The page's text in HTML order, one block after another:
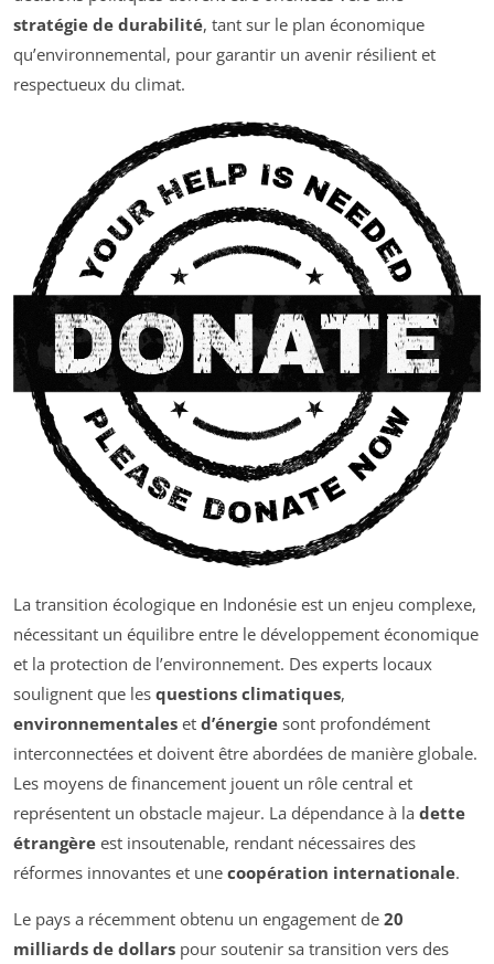
stratégie de durabilité, tant sur le plan économique
qu’environnemental, pour garantir un avenir résilient et
respectueux du climat.
La transition écologique en Indonésie est un enjeu complexe,
nécessitant un équilibre entre le développement économique
et la protection de l’environnement. Des experts locaux
soulignent que les questions climatiques,
environnementales et d’énergie sont profondément
interconnectées et doivent être abordées de manière globale.
Les moyens de financement jouent un rôle central et
représentent un obstacle majeur. La dépendance à la dette
étrangère est insoutenable, rendant nécessaires des
réformes innovantes et une coopération internationale.
Le pays a récemment obtenu un engagement de 20
milliards de dollars pour soutenir sa transition vers des